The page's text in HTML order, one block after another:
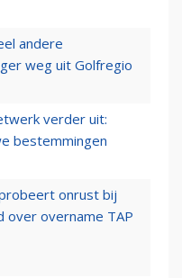
andere
weg uit Golfregio
verder uit:
bestemmingen
onrust bij
over overname TAP